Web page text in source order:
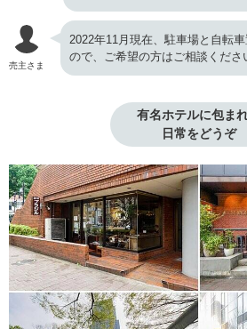
売主さま
2022年11月現在、駐車場と自転
ので、ご希望の方はご相談くださ
有名ホテルに包ま
日常をどうぞ